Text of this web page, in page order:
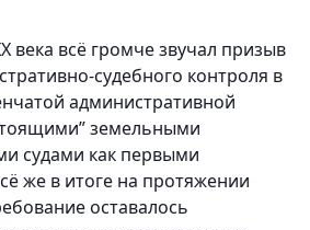
века всё громче звучал призыв
судебного контроля в
административной
земельными
судами как первыми
же в итоге на протяжении
оставалось